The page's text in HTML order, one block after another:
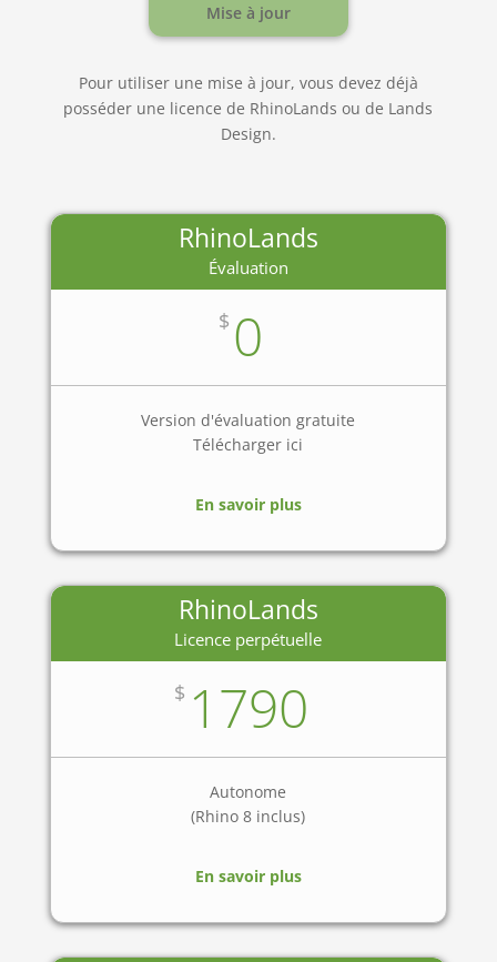
Mise à jour
Pour utiliser une mise à jour, vous devez déjà
posséder une licence de RhinoLands ou de Lands
Design.
RhinoLands
Évaluation
$ 0
Version d'évaluation gratuite
Télécharger ici
En savoir plus
RhinoLands
Licence perpétuelle
$ 1790
Autonome
(Rhino 8 inclus)
En savoir plus